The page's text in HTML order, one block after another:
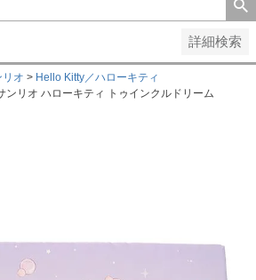
詳細検索
リオ
Hello Kitty／ハローキティ
ンリオ ハローキティ トゥインクルドリーム